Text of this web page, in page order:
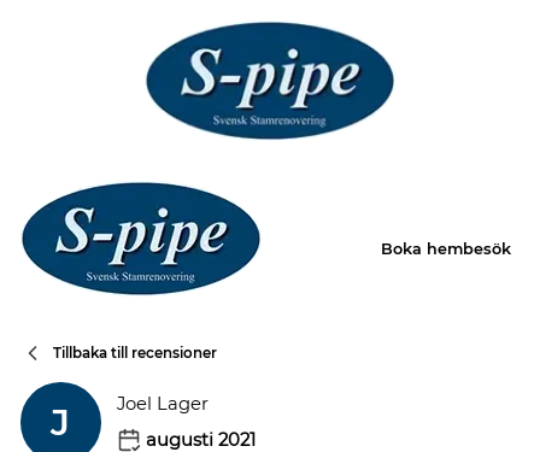
Boka hembesök
Tillbaka till recensioner
J
Joel Lager
augusti 2021